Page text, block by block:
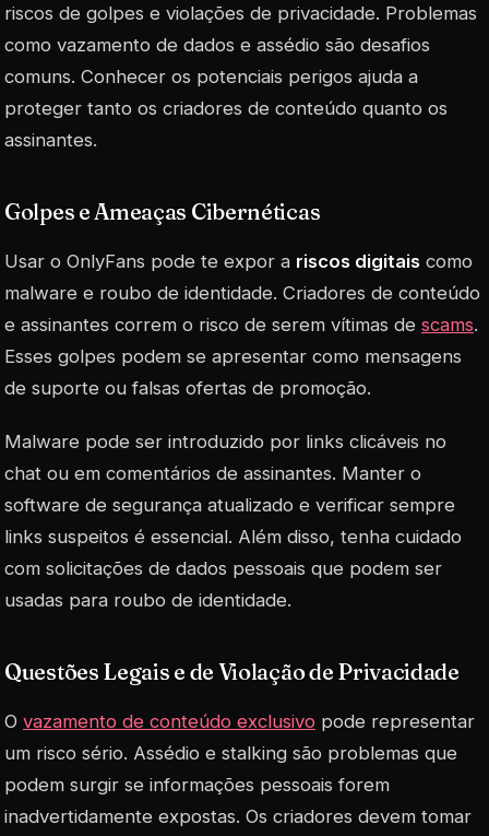
riscos de golpes e violações de privacidade. Problemas
como vazamento de dados e assédio são desafios
comuns. Conhecer os potenciais perigos ajuda a
proteger tanto os criadores de conteúdo quanto os
assinantes.
Golpes e Ameaças Cibernéticas
Usar o OnlyFans pode te expor a riscos digitais como
malware e roubo de identidade. Criadores de conteúdo
e assinantes correm o risco de serem vítimas de scams.
Esses golpes podem se apresentar como mensagens
de suporte ou falsas ofertas de promoção.
Malware pode ser introduzido por links clicáveis no
chat ou em comentários de assinantes. Manter o
software de segurança atualizado e verificar sempre
links suspeitos é essencial. Além disso, tenha cuidado
com solicitações de dados pessoais que podem ser
usadas para roubo de identidade.
Questões Legais e de Violação de Privacidade
O vazamento de conteúdo exclusivo pode representar
um risco sério. Assédio e stalking são problemas que
podem surgir se informações pessoais forem
inadvertidamente expostas. Os criadores devem tomar